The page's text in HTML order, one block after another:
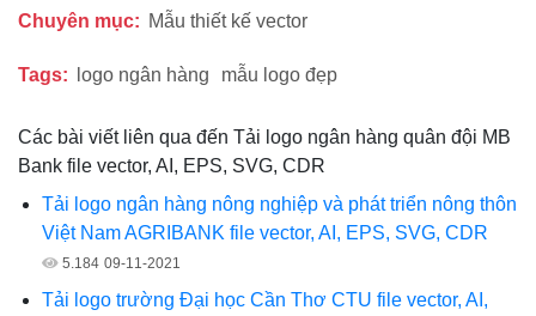
Chuyên mục: Mẫu thiết kế vector
Tags: logo ngân hàng mẫu logo đẹp
Các bài viết liên qua đến Tải logo ngân hàng quân đội MB
Bank file vector, AI, EPS, SVG, CDR
Tải logo ngân hàng nông nghiệp và phát triển nông thôn
Việt Nam AGRIBANK file vector, AI, EPS, SVG, CDR
5.184 09-11-2021
Tải logo trường Đại học Cần Thơ CTU file vector, AI,